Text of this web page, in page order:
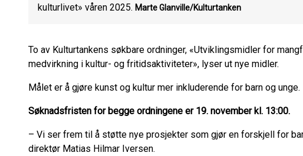
kulturlivet» våren 2025. Marte Glanville/Kulturtanken
To av Kulturtankens søkbare ordninger, «Utviklingsmidler for
medvirkning i kultur- og fritidsaktiviteter», lyser ut nye midler.
Målet er å gjøre kunst og kultur mer inkluderende for barn og unge.
Søknadsfristen for begge ordningene er 19. november kl. 13:00.
– Vi ser frem til å støtte nye prosjekter som gjør en forskjell for
direktør Matias Hilmar Iversen.